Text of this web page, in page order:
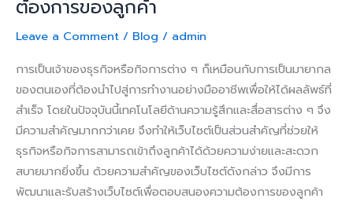
ต้องการของลูกค้า
Leave a Comment / Blog / admin
การเป็นเจ้าของธุรกิจหรือกิจการต่าง ๆ ก็เหมือนกับการเป็นมายากล
ของตนเองที่ต้องนำไปสู่การทำงานอย่างมืออาชีพเพื่อให้ได้ผลลัพธ์ที่
สำเร็จ โดยในปัจจุบันนี้เทคโนโลยีด้านความรู้สึกและสื่อสารต่าง ๆ จึง
มีความสำคัญมากกว่าเคย จึงทำให้เว็บไซต์เป็นส่วนสำคัญที่ช่วยให้
ธุรกิจหรือกิจการสามารถเข้าถึงลูกค้าได้ด้วยความง่ายและสะดวก
สบายมากยิ่งขึ้น ด้วยความสำคัญของเว็บไซต์ดังกล่าว จึงมีการ
พัฒนาและรับสร้างเว็บไซต์เพื่อตอบสนองความต้องการของลูกค้า